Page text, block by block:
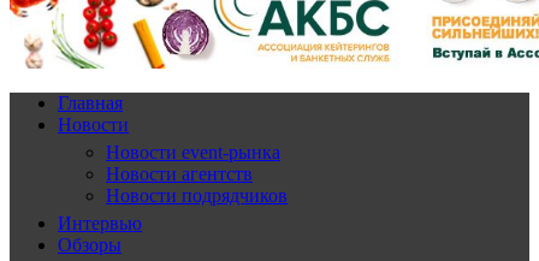
Главная
Новости
Новости event-рынка
Новости агентств
Новости подрядчиков
Интервью
Обзоры